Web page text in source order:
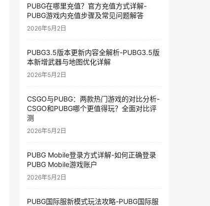
PUBG在哪里充值？官方充值方式详解-
PUBG游戏内充值步骤及常见问题解答
2026年5月2日
PUBG3.5版本更新内容全解析-PUBG3.5版
本新增武器与地图优化详解
2026年5月2日
CSGO与PUBG：两款热门游戏的对比分析-
CSGO和PUBG哪个更值得玩？全面对比评
测
2026年5月2日
PUBG Mobile登录方式详解-如何正确登录
PUBG Mobile游戏账户
2026年5月2日
PUBG国际服新模式玩法攻略-PUBG国际服